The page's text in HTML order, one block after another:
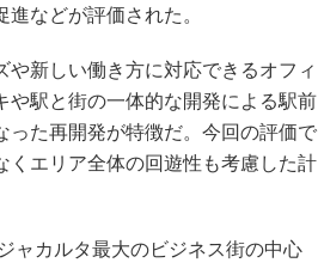
などが評価された。
新しい働き方に対応できるオフィ
や駅と街の一体的な開発による駅前
った再開発が特徴だ。今回の評価で
くエリア全体の回遊性も考慮した計
ャカルタ最大のビジネス街の中心